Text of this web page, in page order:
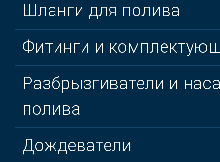
Шланги для полива
Фитинги и
Разбрызгиватели и
полива
Дождеватели